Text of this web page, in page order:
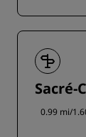
Sacré-
0.99 mi/